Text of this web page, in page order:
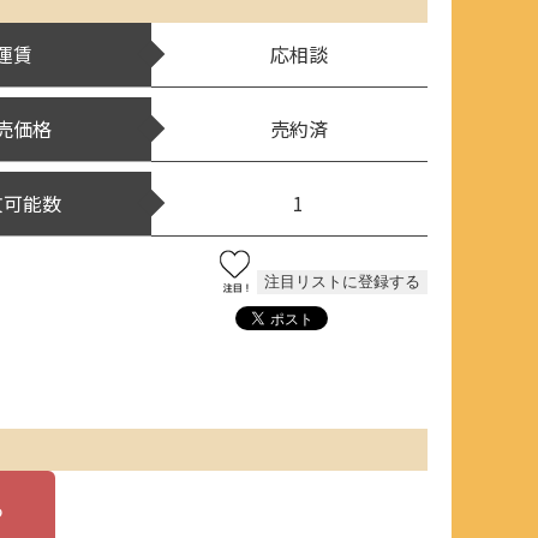
賃 応相談
価格 売約済
能数 1